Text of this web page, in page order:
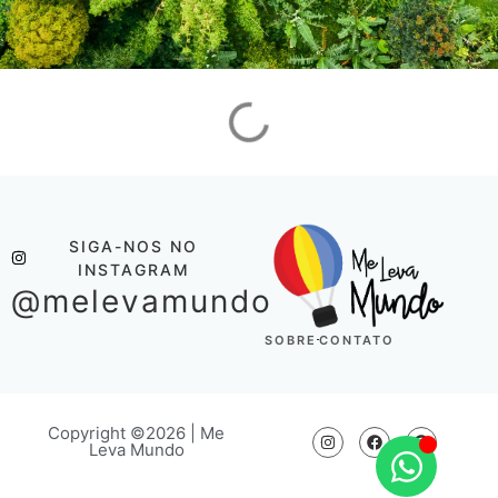
SIGA-NOS NO
INSTAGRAM
@melevamundo
SOBRE CONTATO
Copyright ©2026 | Me
Leva Mundo